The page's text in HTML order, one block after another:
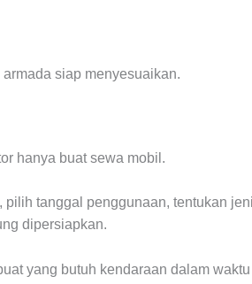
siap menyesuaikan.
hanya buat sewa mobil.
tanggal penggunaan, tentukan
dipersiapkan.
yang butuh kendaraan dalam